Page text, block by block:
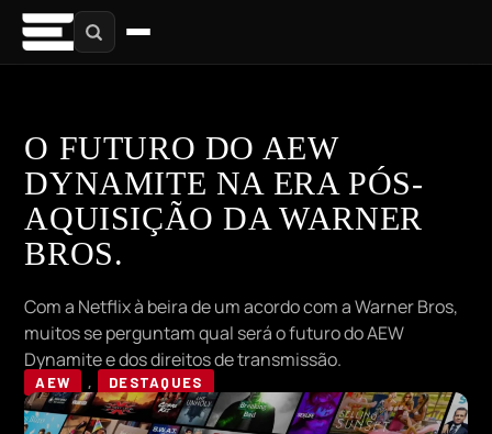
O FUTURO DO AEW
DYNAMITE NA ERA PÓS-
AQUISIÇÃO DA WARNER
BROS.
Com a Netflix à beira de um acordo com a Warner Bros,
muitos se perguntam qual será o futuro do AEW
Dynamite e dos direitos de transmissão.
AEW , DESTAQUES